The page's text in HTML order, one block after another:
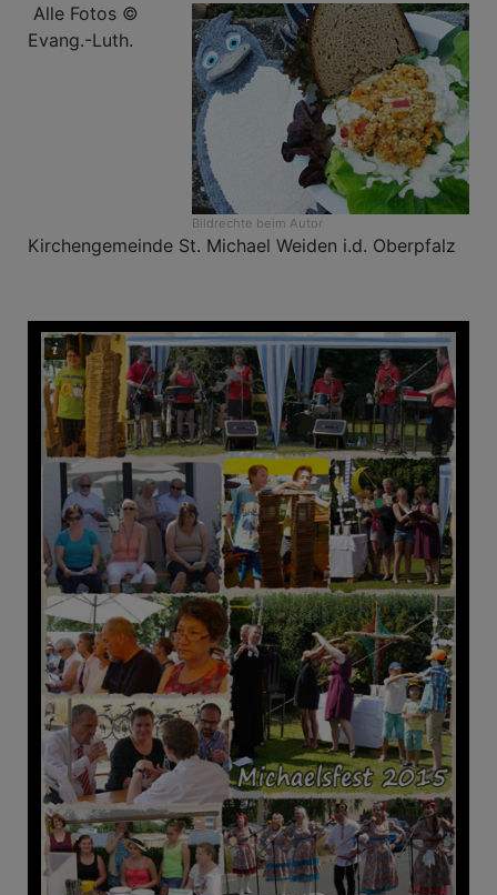
Bildrechte beim Autor
Alle Fotos ©
Evang.-Luth.
Kirchengemeinde St. Michael Weiden i.d. Oberpfalz